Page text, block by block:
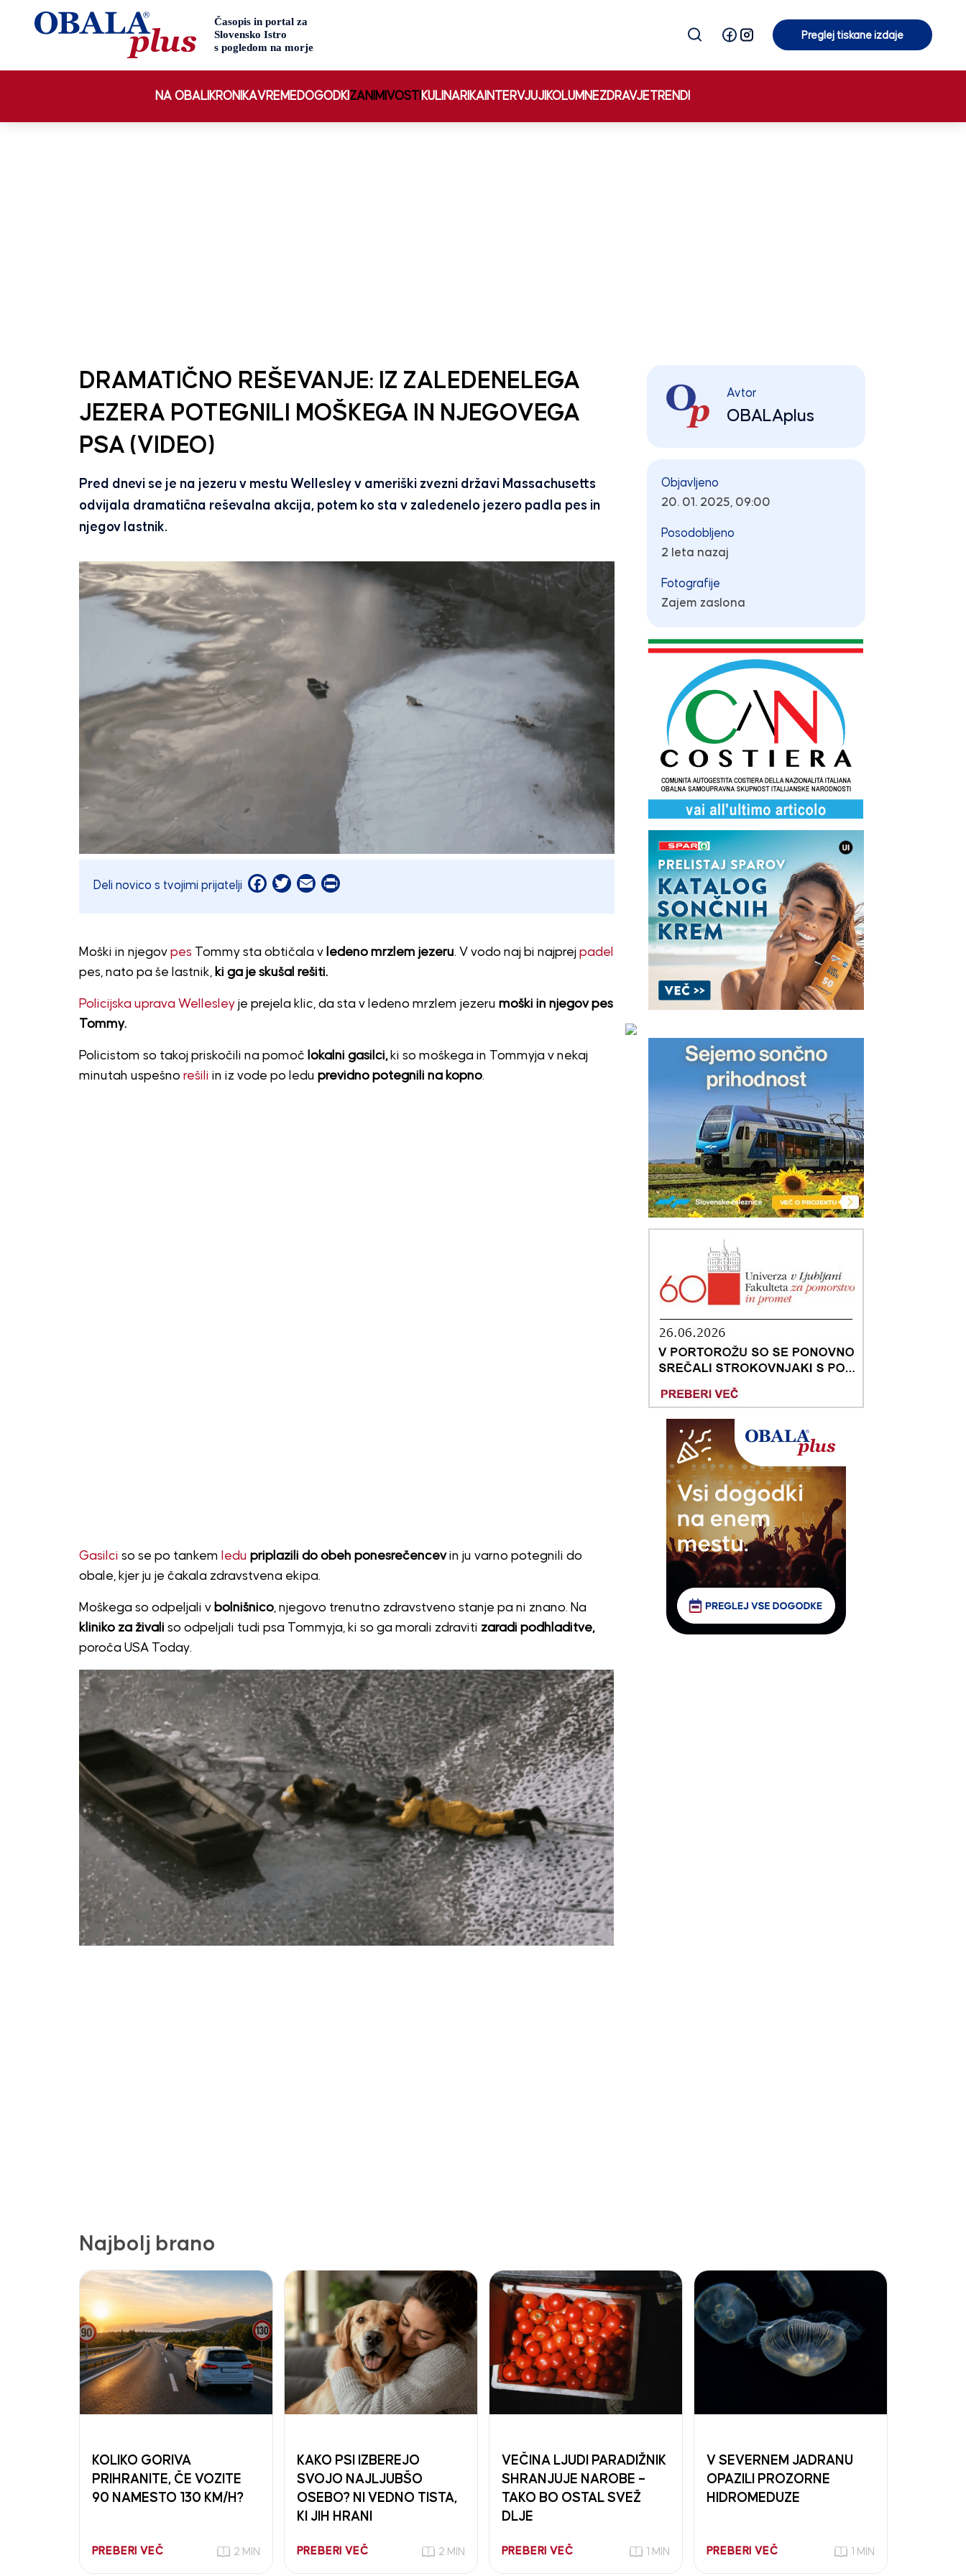
Preglej tiskane izdaje
NA OBALI KRONIKAVREMEDOGODKIZANIMIVOSTI KULINARIKA INTERVJUJI KOLUMNEZDRAVJETRENDI
DRAMATIČNO REŠEVANJE: IZ ZALEDENELEGA
JEZERA POTEGNILI MOŠKEGA IN NJEGOVEGA
PSA (VIDEO)
Pred dnevi se je na jezeru v mestu Wellesley v ameriški zvezni državi Massachusetts
odvijala dramatična reševalna akcija, potem ko sta v zaledenelo jezero padla pes in
njegov lastnik.
Deli novico s tvojimi prijatelji Facebook
Twitter
EmailPrint
Moški in njegov pes Tommy sta obtičala v ledeno mrzlem jezeru. V vodo naj bi najprej padel
pes, nato pa še lastnik, ki ga je skušal rešiti.
Policijska uprava Wellesleyje prejela klic, da sta v ledeno mrzlem jezeru moški in njegov pes
Tommy.
Policistom so takoj priskočili na pomoč lokalni gasilci,ki so moškega in Tommyja v nekaj
minutah uspešno rešili in iz vode po ledu previdno potegnili na kopno.
Gasilci so se po tankem ledu priplazili do obeh ponesrečencevin ju varno potegnili do
obale, kjer ju je čakala zdravstvena ekipa.
Moškega so odpeljali v bolnišnico, njegovo trenutno zdravstveno stanje pa ni znano. Na
kliniko za živali so odpeljali tudi psa Tommyja, ki so ga morali zdraviti zaradi podhladitve,
poroča USA Today.
Avtor
OBALAplus
Objavljeno
20. 01. 2025, 09:00
Posodobljeno
2 leta nazaj
Fotografije
Zajem zaslona
Najbolj brano
KOLIKO GORIVA
PRIHRANITE, ČE VOZITE
90 NAMESTO 130 KM/H?
PREBERI VEČ 2 MIN
KAKO PSI IZBEREJO
SVOJO NAJLJUBŠO
OSEBO? NI VEDNO TISTA,
KI JIH HRANI
PREBERI VEČ 2 MIN
VEČINA LJUDI PARADIŽNIK
SHRANJUJE NAROBE –
TAKO BO OSTAL SVEŽ
DLJE
PREBERI VEČ 1 MIN
V SEVERNEM JADRANU
OPAZILI PROZORNE
HIDROMEDUZE
PREBERI VEČ 1 MIN